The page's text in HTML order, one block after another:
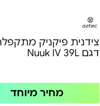
צידנית פיקניק
דגם Nuuk IV 39L
מחיר מיוחד